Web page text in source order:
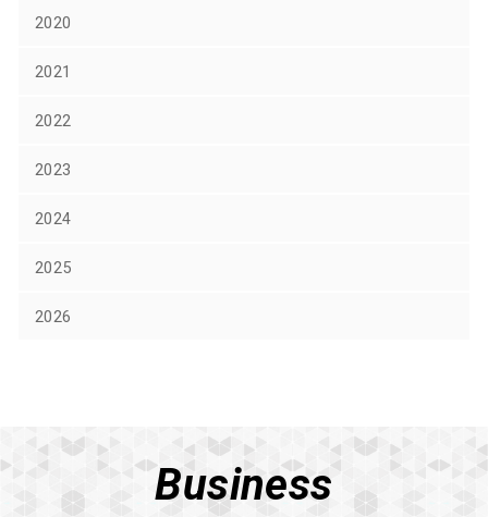
2020
2021
2022
2023
2024
2025
2026
Business